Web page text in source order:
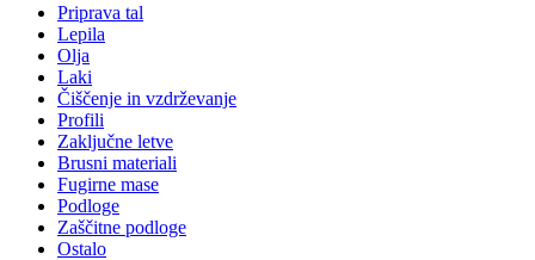
Priprava tal
Lepila
Olja
Laki
Čiščenje in vzdrževanje
Profili
Zaključne letve
Brusni materiali
Fugirne mase
Podloge
Zaščitne podloge
Ostalo